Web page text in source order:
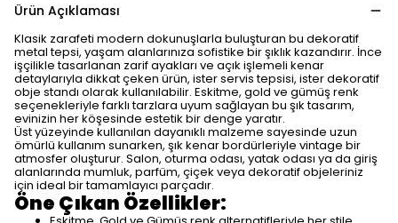
Ürün Açıklaması
Klasik zarafeti modern dokunuşlarla buluşturan bu dekoratif
metal tepsi, yaşam alanlarınıza sofistike bir şıklık kazandırır. İnce
işçilikle tasarlanan zarif ayakları ve açık işlemeli kenar
detaylarıyla dikkat çeken ürün, ister servis tepsisi, ister dekoratif
obje standı olarak kullanılabilir. Eskitme, gold ve gümüş renk
seçenekleriyle farklı tarzlara uyum sağlayan bu şık tasarım,
evinizin her köşesinde estetik bir denge yaratır.
Üst yüzeyinde kullanılan dayanıklı malzeme sayesinde uzun
ömürlü kullanım sunarken, şık kenar bordürleriyle vintage bir
atmosfer oluşturur. Salon, oturma odası, yatak odası ya da giriş
alanlarında mumluk, parfüm, çiçek veya dekoratif objeleriniz
için ideal bir tamamlayıcı parçadır.
Öne Çıkan Özellikler: